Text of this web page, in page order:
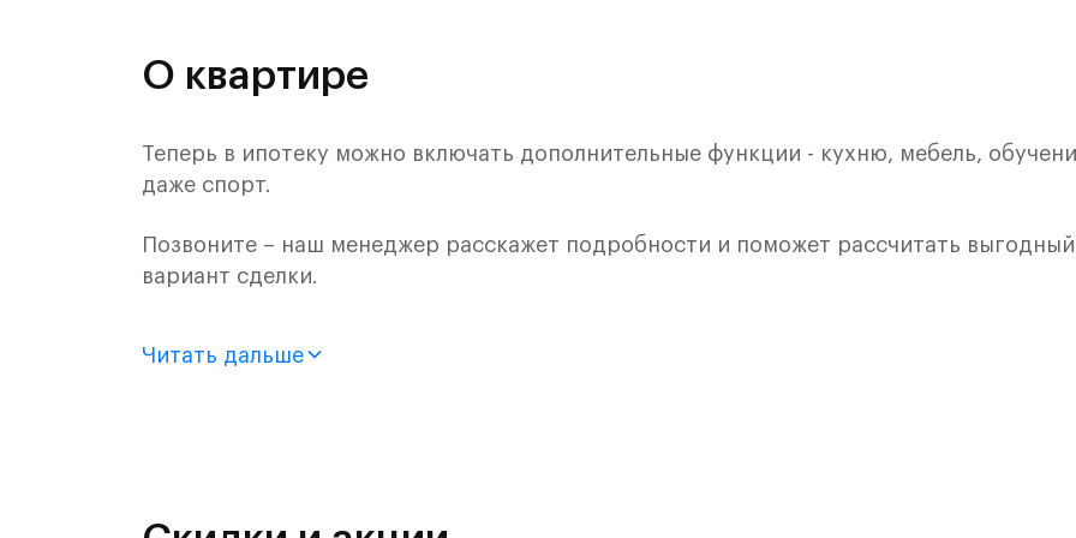
О квартире
Теперь в ипотеку можно включать дополнительные функции - кухню, мебель,
даже спорт.
Позвоните – наш менеджер расскажет подробности и поможет рассчитать выгодный
вариант сделки.
монолитного дома (Корпус 62, Секция 8) в ЖК «Рублевский Квартал» от группы
и Подушкинским лесами.
Читать дальше